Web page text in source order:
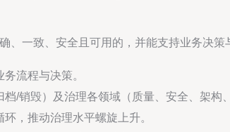
一致、安全且可用的，并能支持业务决策
流程与决策。
/销毁）及治理各领域（质量、安全、架构
，推动治理水平螺旋上升。